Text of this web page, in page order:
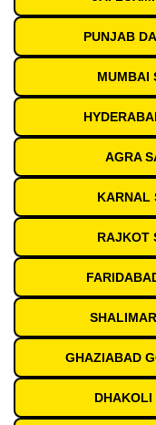
PUNJAB
MUMBAI
AGRA
KARNAL
RAJKOT
GHAZIABAD
DHAKOLI